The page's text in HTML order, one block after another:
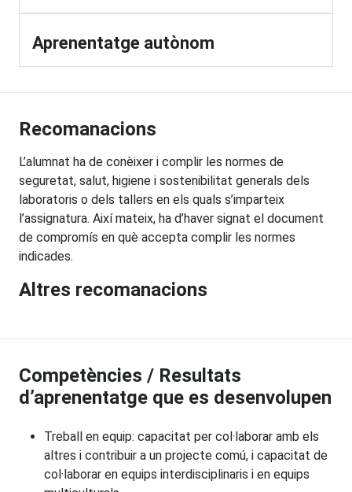
Aprenentatge autònom
Recomanacions
L’alumnat ha de conèixer i complir les normes de
seguretat, salut, higiene i sostenibilitat generals dels
laboratoris o dels tallers en els quals s’imparteix
l’assignatura. Així mateix, ha d’haver signat el document
de compromís en què accepta complir les normes
indicades.
Altres recomanacions
Competències / Resultats
d’aprenentatge que es desenvolupen
Treball en equip: capacitat per col·laborar amb els
altres i contribuir a un projecte comú, i capacitat de
col·laborar en equips interdisciplinaris i en equips